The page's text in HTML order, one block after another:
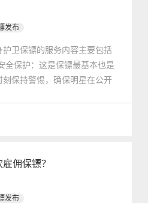
发布
卫保镖的服务内容主要包括
保护：这是保镖最基本也是
保持警惕，确保明星在公开
佣保镖？
发布